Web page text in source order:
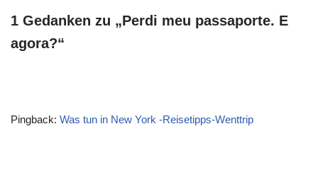
1 Gedanken zu „Perdi meu passaporte. E
agora?“
Pingback: Was tun in New York -Reisetipps-Wenttrip